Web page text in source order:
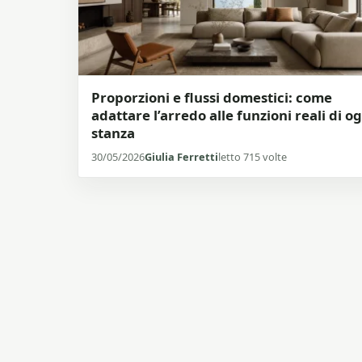
Proporzioni e flussi domestici: come
adattare l’arredo alle funzioni reali di
stanza
30/05/2026Giulia Ferrettiletto 715 volte